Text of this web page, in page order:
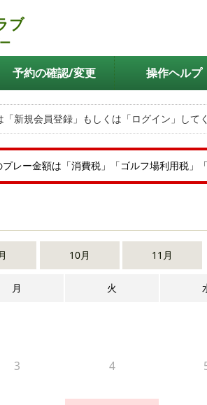
ブ
予約の確認/変更 操作ヘルプ
新規会員登録」もしくは「ログイン」して
プレー金額は「消費税」「ゴルフ場利用税」
10月 11月
月 火
3 4